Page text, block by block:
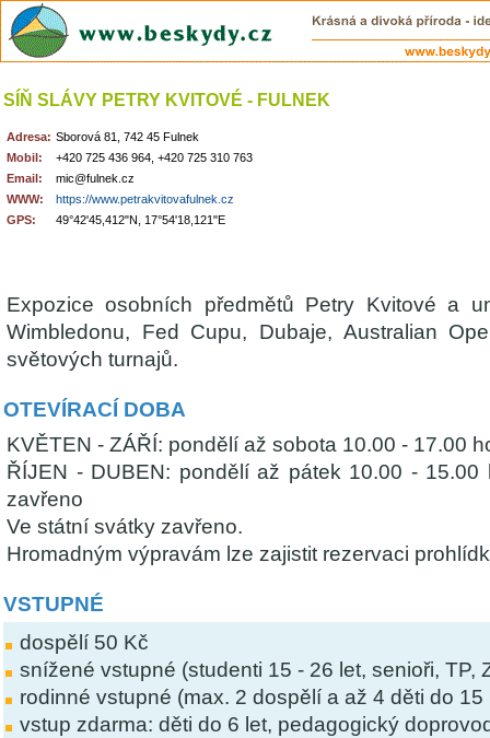
SÍŇ SLÁVY PETRY KVITOVÉ - FULNEK
Adresa: Sborová 81, 742 45 Fulnek
Mobil:
+420 725 436 964, +420 725 310 763
Email:
mic@fulnek.cz
WWW:
https://www.petrakvitovafulnek.cz
GPS:
49°42'45,412"N, 17°54'18,121"E
Expozice osobních předmětů Petry Kvitové a
Wimbledonu, Fed Cupu, Dubaje, Australian
světových turnajů.
OTEVÍRACÍ DOBA
KVĚTEN - ZÁŘÍ: pondělí až sobota 10.00 - 17.00
ŘÍJEN - DUBEN: pondělí až pátek 10.00 - 15.00
zavřeno
Ve státní svátky zavřeno.
Hromadným výpravám lze zajistit rezervaci
VSTUPNÉ
dospělí 50 Kč
snížené vstupné (studenti 15 - 26 let, senioři, TP,
rodinné vstupné (max. 2 dospělí a až 4 děti do 15
vstup zdarma: děti do 6 let, pedagogický